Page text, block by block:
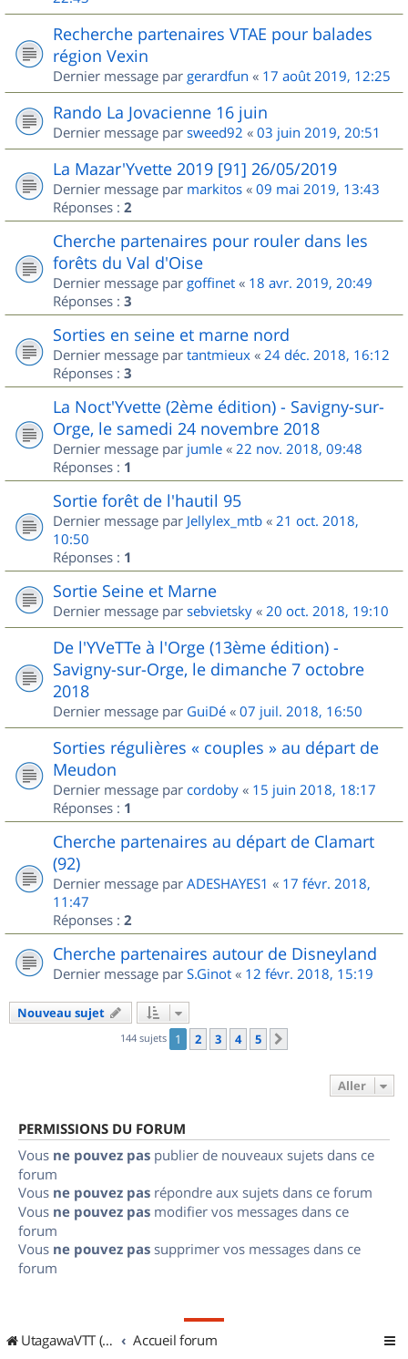
Recherche partenaires VTAE pour balades
région Vexin
Dernier message par gerardfun « 17 août 2019, 12:25
Rando La Jovacienne 16 juin
Dernier message par sweed92 « 03 juin 2019, 20:51
La Mazar'Yvette 2019 [91] 26/05/2019
Dernier message par markitos « 09 mai 2019, 13:43
Réponses : 2
Cherche partenaires pour rouler dans les
forêts du Val d'Oise
Dernier message par goffinet « 18 avr. 2019, 20:49
Réponses : 3
Sorties en seine et marne nord
Dernier message par tantmieux « 24 déc. 2018, 16:12
Réponses : 3
La Noct'Yvette (2ème édition) - Savigny-sur-
Orge, le samedi 24 novembre 2018
Dernier message par jumle « 22 nov. 2018, 09:48
Réponses : 1
Sortie forêt de l'hautil 95
Dernier message par Jellylex_mtb « 21 oct. 2018,
10:50
Réponses : 1
Sortie Seine et Marne
Dernier message par sebvietsky « 20 oct. 2018, 19:10
De l'YVeTTe à l'Orge (13ème édition) -
Savigny-sur-Orge, le dimanche 7 octobre
2018
Dernier message par GuiDé « 07 juil. 2018, 16:50
Sorties régulières « couples » au départ de
Meudon
Dernier message par cordoby « 15 juin 2018, 18:17
Réponses : 1
Cherche partenaires au départ de Clamart
(92)
Dernier message par ADESHAYES1 « 17 févr. 2018,
11:47
Réponses : 2
Cherche partenaires autour de Disneyland
Dernier message par S.Ginot « 12 févr. 2018, 15:19
Nouveau sujet
144 sujets 1 2 3 4 5
Aller
PERMISSIONS DU FORUM
Vous ne pouvez pas publier de nouveaux sujets dans ce
forum
Vous ne pouvez pas répondre aux sujets dans ce forum
Vous ne pouvez pas modifier vos messages dans ce
forum
Vous ne pouvez pas supprimer vos messages dans ce
forum
UtagawaVTT (Randos VTT et VTTAE avec traces GPS) Accueil forum